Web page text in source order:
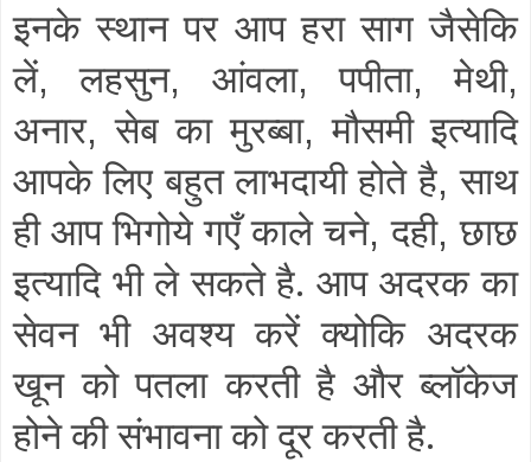
इनके स्थान पर आप हरा साग जैसेकि
लें,लहसुन, आंवला,पपीता,मेथी,
अनार,सेब का मुरब्बा,मौसमी इत्यादि
आपके लिए बहुत लाभदायी होते है,साथ
ही आप भिगोये गएँ काले चने,दही,छाछ
इत्यादि भी ले सकते है. आप अदरक का
सेवन भी अवश्य करें क्योकि अदरक
खून को पतला करती है और ब्लॉकेज
होने की संभावना को दूर करती है.